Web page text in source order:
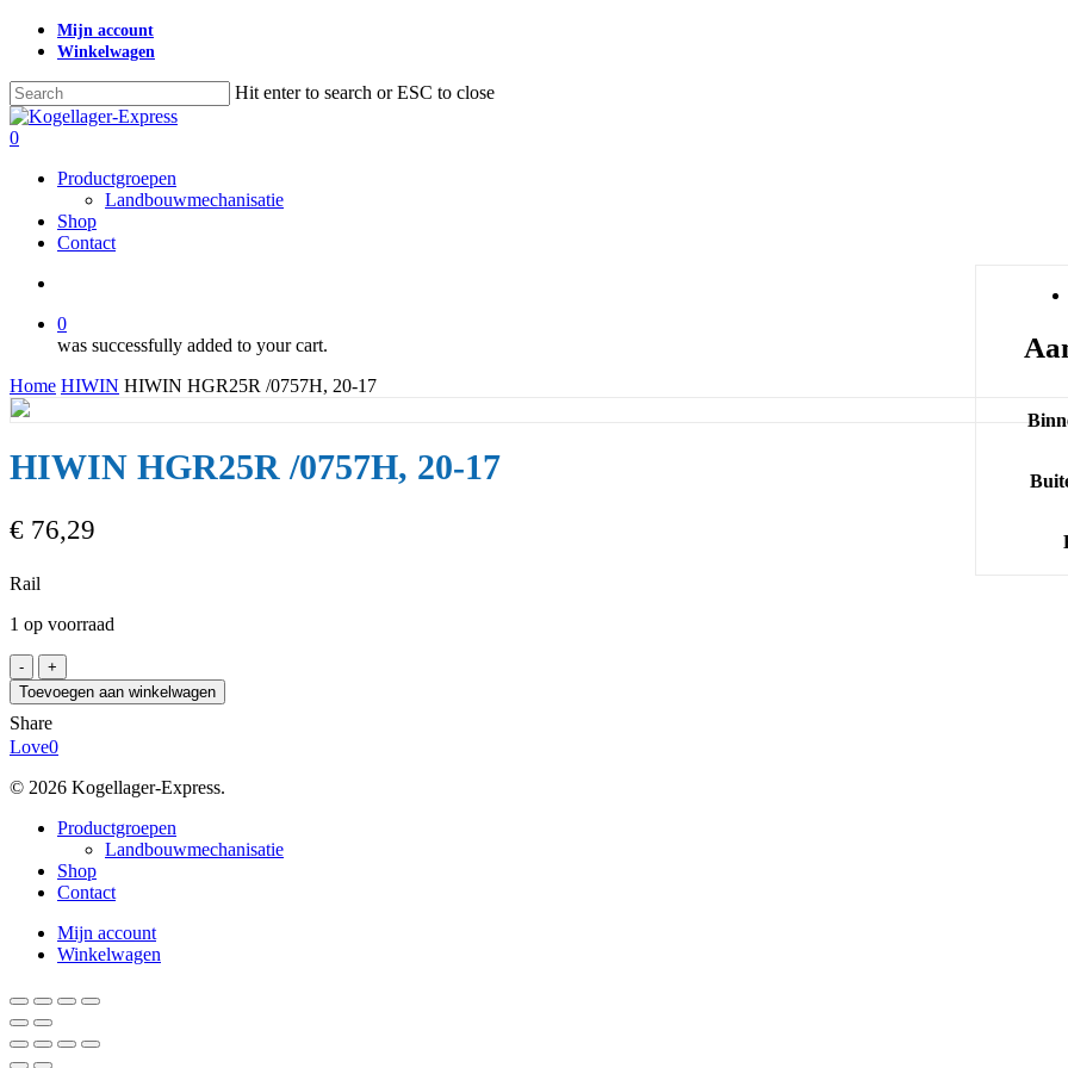
Skip
content
Mijn account
Winkelwagen
Hit enter to search or ESC to close
Close
Search
search
0
Productgroepen
Landbouwmechanisatie
Shop
Contact
0
was successfully added to your cart.
Home HIWIN HIWIN HGR25R /0757H, 20-17
HIWIN HGR25R /0757H, 20-17
€ 76,29
Rail
1 op voorraad
HIWIN
HGR25R
/0757H,
20-
17
Toevoegen aan winkelwagen
Share
Love0
© 2026 Kogellager-Express.
Close
Productgroepen
Landbouwmechanisatie
Shop
Contact
Mijn account
Winkelwagen